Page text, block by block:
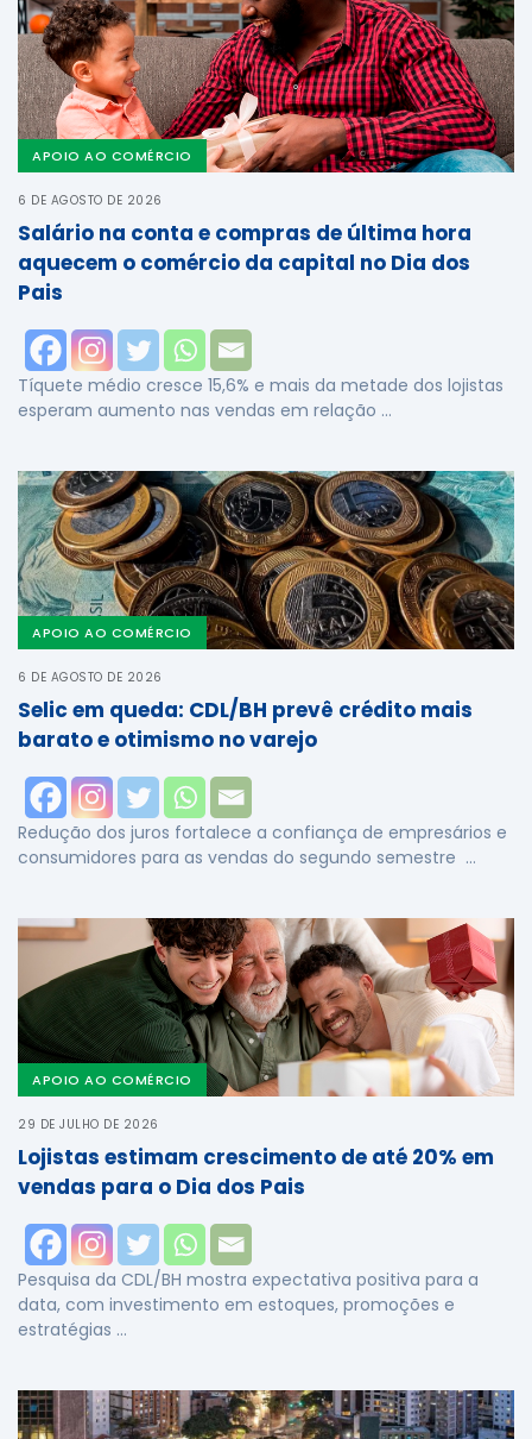
APOIO AO COMÉRCIO
6 DE AGOSTO DE 2026
Salário na conta e compras de última hora
aquecem o comércio da capital no Dia dos
Pais
Tíquete médio cresce 15,6% e mais da metade dos lojistas
esperam aumento nas vendas em relação …
APOIO AO COMÉRCIO
6 DE AGOSTO DE 2026
Selic em queda: CDL/BH prevê crédito mais
barato e otimismo no varejo
Redução dos juros fortalece a confiança de empresários e
consumidores para as vendas do segundo semestre …
APOIO AO COMÉRCIO
29 DE JULHO DE 2026
Lojistas estimam crescimento de até 20% em
vendas para o Dia dos Pais
Pesquisa da CDL/BH mostra expectativa positiva para a
data, com investimento em estoques, promoções e
estratégias …